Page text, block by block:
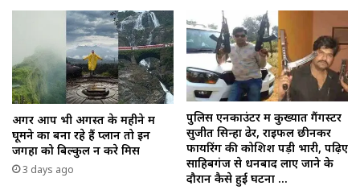
अगर आप भी अगस्त के महीने में
घूमने का बना रहे हैं प्लान तो इन
जगहों को बिल्कुल न करे मिस
3 days ago
पुलिस एनकाउंटर में कुख्यात गैंगस्टर
सुजीत सिन्हा ढेर, राइफल छीनकर
फायरिंग की कोशिश पड़ी भारी, पढ़िए
साहिबगंज से धनबाद लाए जाने के
दौरान कैसे हुई घटना …